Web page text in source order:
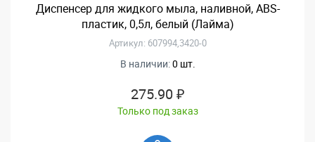
Диспенсер для жидкого мыла, наливной, ABS-
пластик, 0,5л, белый (Лайма)
Артикул: 607994,3420-0
В наличии:0 шт.
275.90 ₽
Только под заказ